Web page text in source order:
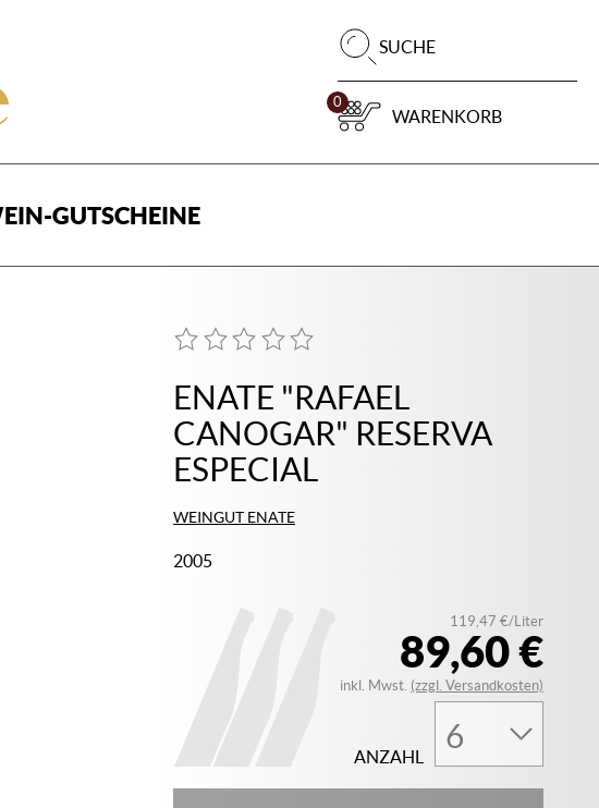
SUCHE
0
WARENKORB
GUTSCHEINE
ENATE "RAFAEL
CANOGAR" RESERVA
ESPECIAL
WEINGUT ENATE
2005
89,60 €
119,47 €/Liter
inkl. Mwst. (zzgl. Versandkosten)
ANZAHL